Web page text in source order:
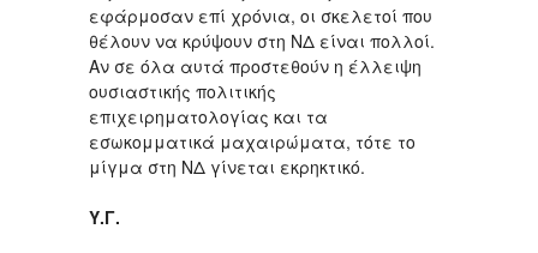
εφάρμοσαν επί χρόνια, οι σκελετοί που
θέλουν να κρύψουν στη ΝΔ είναι πολλοί.
Αν σε όλα αυτά προστεθούν η έλλειψη
ουσιαστικής πολιτικής
επιχειρηματολογίας και τα
εσωκομματικά μαχαιρώματα, τότε το
μίγμα στη ΝΔ γίνεται εκρηκτικό.
Υ.Γ.